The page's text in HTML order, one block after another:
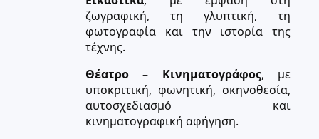
ζωγραφική, τη γλυπτική, τη
φωτογραφία και την ιστορία της
τέχνης.
Θέατρο – Κινηματογράφος, με
υποκριτική, φωνητική, σκηνοθεσία,
αυτοσχεδιασμό και
κινηματογραφική αφήγηση.